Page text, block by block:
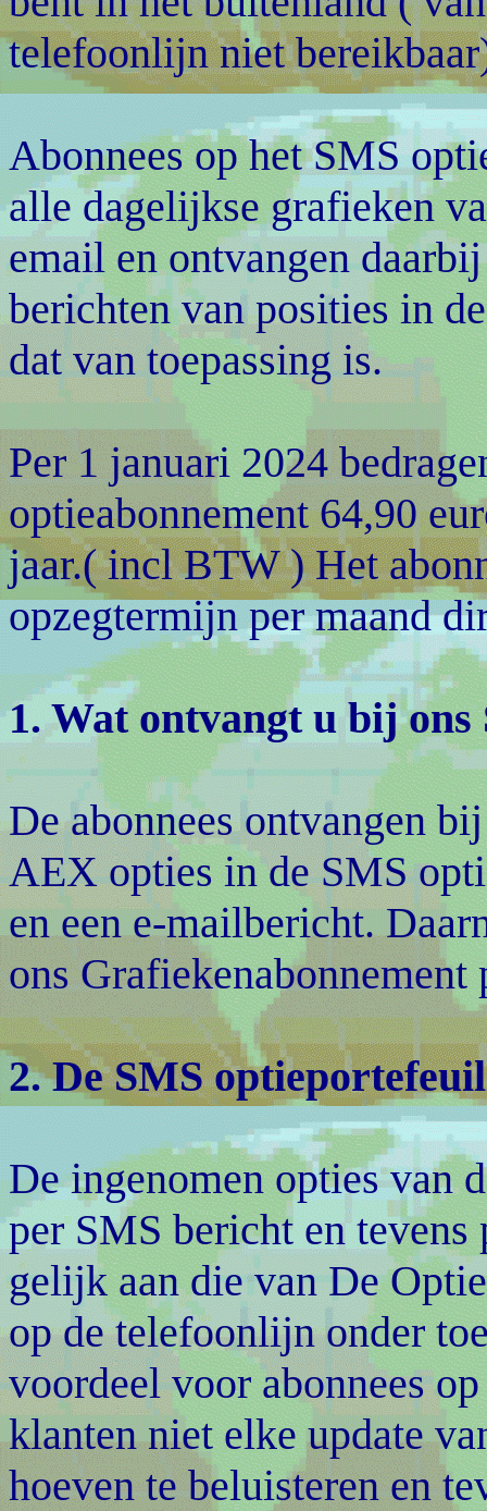
telefoonlijn niet
Abonnees op het SMS
alle dagelijkse grafieken
email en ontvangen
berichten van posities in
dat van toepassing is.
Per 1 januari 2024
optieabonnement 64,90
jaar.( incl BTW ) Het
opzegtermijn per maand
1. Wat ontvangt u bij
De abonnees ontvangen
AEX opties in de SMS
en een e-mailbericht.
ons
2. De SMS
De ingenomen opties van
per SMS bericht en
gelijk aan die van De
op de telefoonlijn onder
voordeel voor abonnees
klanten niet elke update
hoeven te beluisteren en